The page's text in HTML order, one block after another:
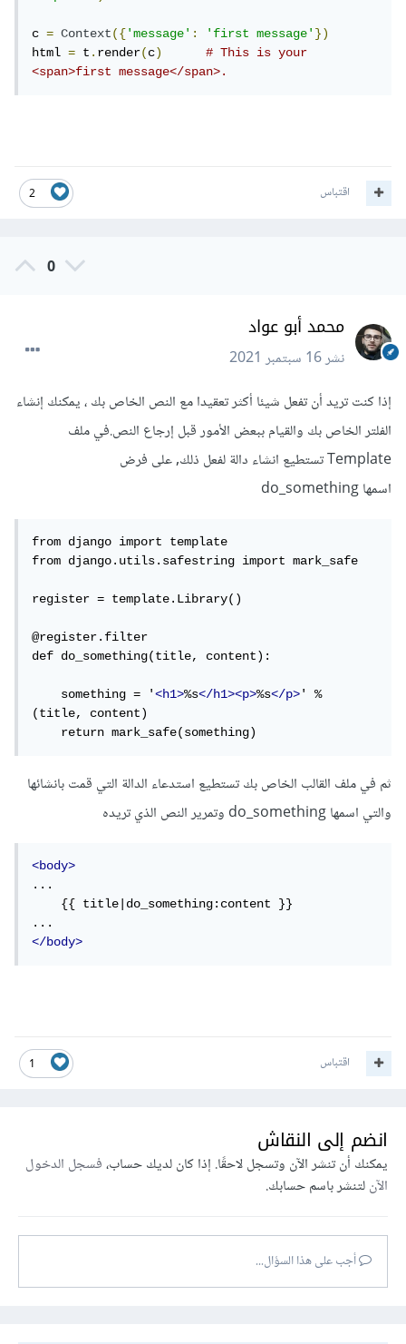
c = Context({'message': 'first message'})
html = t.render(c)
# This is your
<span>first message</span>.
2 اقتباس
0
محمد أبو عواد
نشر16 سبتمبر 2021
إذا كنت تريد أن تفعل شيئا أكثر تعقيدا مع النص الخاص بك ، يمكنك إنشاء
الفلتر الخاص بك والقيام ببعض الأمور قبل إرجاع النص.في ملف
Template تستطيع انشاء دالة لفعل ذلك, على فرض
اسمها do_something
from django import template
from django.utils.safestring import mark_safe
register = template.Library()
@register.filter
def do_something(title, content):
    something = '
<h1>%s</h1><p>%s</p>' %
(title, content)
    return mark_safe(something)
ثم في ملف القالب الخاص بك تستطيع استدعاء الدالة التي قمت بانشائها
والتي اسمها do_something وتمرير النص الذي تريده
<body>
...
    {{ title|do_something:content }}
</body>
1 اقتباس
انضم إلى النقاش
يمكنك أن تنشر الآن وتسجل لاحقًا. إذا كان لديك حساب،فسجل الدخول
الآنلتنشر باسم حسابك.
أجب على هذا السؤال...